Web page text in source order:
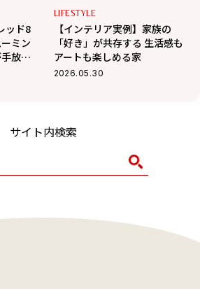
ッド8
ミン
放せ
LIFESTYLE
【インテリア実例】家族の
「好き」が共存する 生活感も
アートも楽しめる家
2026.05.30
サイト内検索